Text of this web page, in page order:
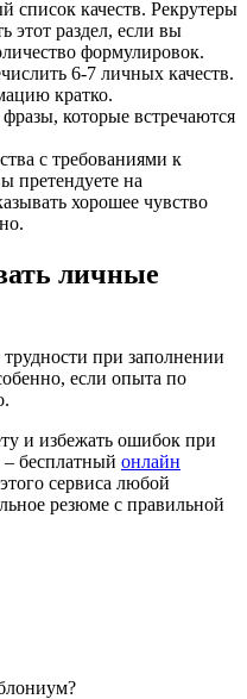
список качеств. Рекрутеры
этот раздел, если вы
формулировок.
6-7 личных качеств.
кратко.
которые встречаются
с требованиями к
претендуете на
хорошее чувство
личные
при заполнении
если опыта по
и избежать ошибок при
бесплатный онлайн
сервиса любой
резюме с правильной